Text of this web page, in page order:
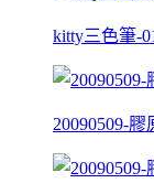
kitty三色筆-
20090509-